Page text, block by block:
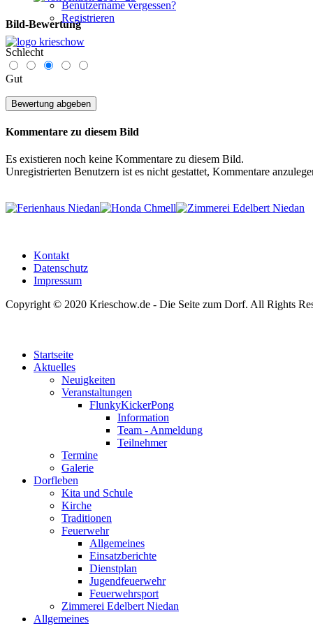
Benutzername vergessen?
Registrieren
Bild-Bewertung
Schlecht
Gut
Kommentare zu diesem Bild
Es existieren noch keine Kommentare zu diesem Bild.
Unregistrierten Benutzern ist es nicht gestattet, Kommentare
Kontakt
Datenschutz
Impressum
Copyright © 2020 Krieschow.de - Die Seite zum Dorf. All Rights
Startseite
Aktuelles
Neuigkeiten
Veranstaltungen
FlunkyKickerPong
Information
Team - Anmeldung
Teilnehmer
Termine
Galerie
Dorfleben
Kita und Schule
Kirche
Traditionen
Feuerwehr
Allgemeines
Einsatzberichte
Dienstplan
Jugendfeuerwehr
Feuerwehrsport
Zimmerei Edelbert Niedan
Allgemeines